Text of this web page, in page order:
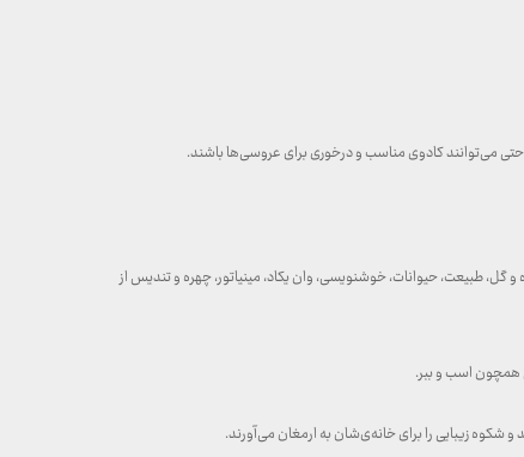
حتی می‌توانند کادوی مناسب و درخوری برای عروسی‌ها باشند.
طبیعت، حیوانات، خوشنویسی، وان یکاد، مینیاتور، چهره و تندیس از
همچون اسب و ببر.
زیبایی را برای خانه‌ی‌شان به ارمغان می‌آورند.